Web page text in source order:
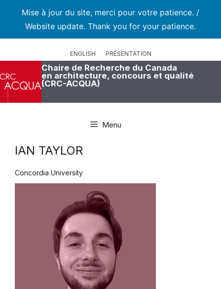
Mise à jour du site, merci pour votre patience. /
Website update. Thank you for your patience.
ENGLISH PRÉSENTATION
Chaire de Recherche du Canada
en architecture, concours et qualité
(CRC-ACQUA)
Menu
IAN TAYLOR
Concordia University